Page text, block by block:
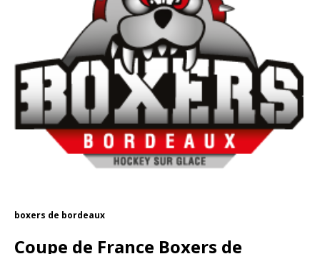
boxers de bordeaux
Coupe de France Boxers de